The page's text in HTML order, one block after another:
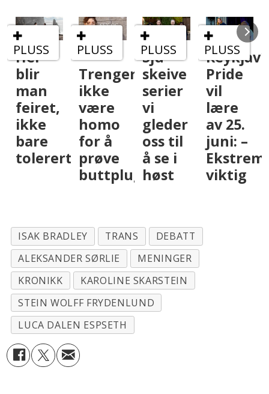
PLUSS
Her
blir
man
feiret,
ikke
bare
tolerert
PLUSS
–
Trenger
ikke
være
homo
for å
prøve
buttplugg
PLUSS
Sju
skeive
serier
vi
gleder
oss til
å se i
høst
PLUSS
Pride
vil
lære
av 25.
juni: –
viktig
ISAK BRADLEY TRANS
DEBATT
ALEKSANDER SØRLIE
MENINGER
KRONIKK
KAROLINE SKARSTEIN
STEIN WOLFF FRYDENLUND
LUCA DALEN ESPSETH